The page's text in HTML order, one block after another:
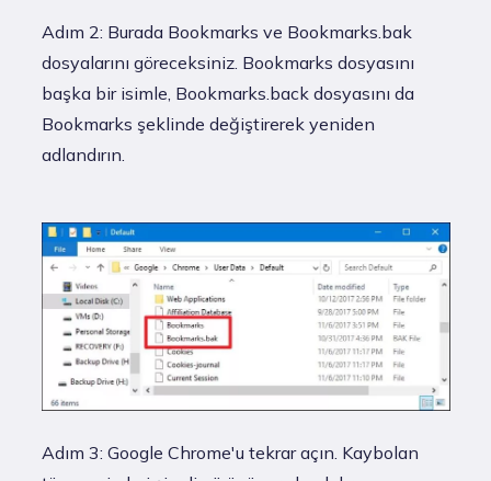
Adım 2: Burada Bookmarks ve Bookmarks.bak
dosyalarını göreceksiniz. Bookmarks dosyasını
başka bir isimle, Bookmarks.back dosyasını da
Bookmarks şeklinde değiştirerek yeniden
adlandırın.
Adım 3: Google Chrome'u tekrar açın. Kaybolan